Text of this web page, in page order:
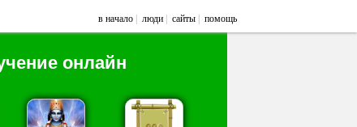
в начало люди сайты помощь
онлайн